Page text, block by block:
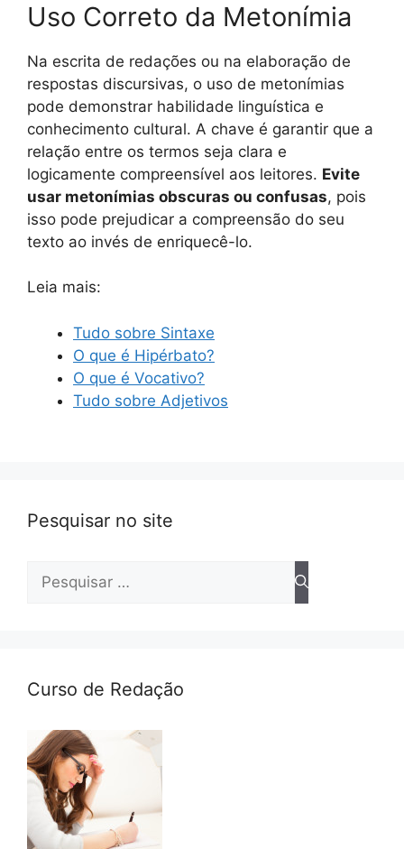
Uso Correto da Metonímia
Na escrita de redações ou na elaboração de
respostas discursivas, o uso de metonímias
pode demonstrar habilidade linguística e
conhecimento cultural. A chave é garantir que a
relação entre os termos seja clara e
logicamente compreensível aos leitores. Evite
usar metonímias obscuras ou confusas, pois
isso pode prejudicar a compreensão do seu
texto ao invés de enriquecê-lo.
Leia mais:
Tudo sobre Sintaxe
O que é Hipérbato?
O que é Vocativo?
Tudo sobre Adjetivos
Pesquisar no site
Pesquisar
Curso de Redação